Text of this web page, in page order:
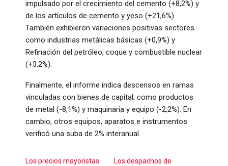
impulsado por el crecimiento del cemento (+8,2%) y
de los artículos de cemento y yeso (+21,6%).
También exhibieron variaciones positivas sectores
como industrias metálicas básicas (+0,9%) y
Refinación del petróleo, coque y combustible nuclear
(+3,2%).
Finalmente, el informe indica descensos en ramas
vinculadas con bienes de capital, como productos
de metal (-8,1%) y maquinaria y equipo (-2,2%). En
cambio, otros equipos, aparatos e instrumentos
verificó una suba de 2% interanual.
Los precios mayoristas
Los despachos de